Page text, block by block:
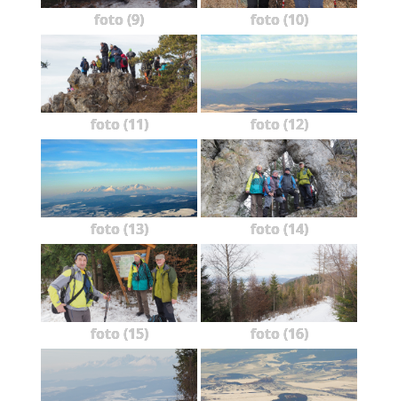
foto (9) foto (10)
foto (11) foto (12)
foto (13) foto (14)
foto (15) foto (16)